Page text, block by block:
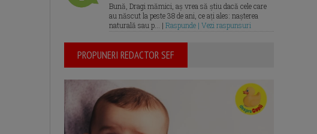
Bună, Dragi mămici, aș vrea să știu dacă cele care
au născut la peste 38 de ani, ce ați ales: nașterea
naturală sau p... | Raspunde | Vezi raspunsuri
PROPUNERI REDACTOR SEF